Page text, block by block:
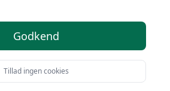
mandelgaver på markedet.
fri levering, kan du finde det
7 udvalgte produkter her.
Godkend
Tillad ingen cookies